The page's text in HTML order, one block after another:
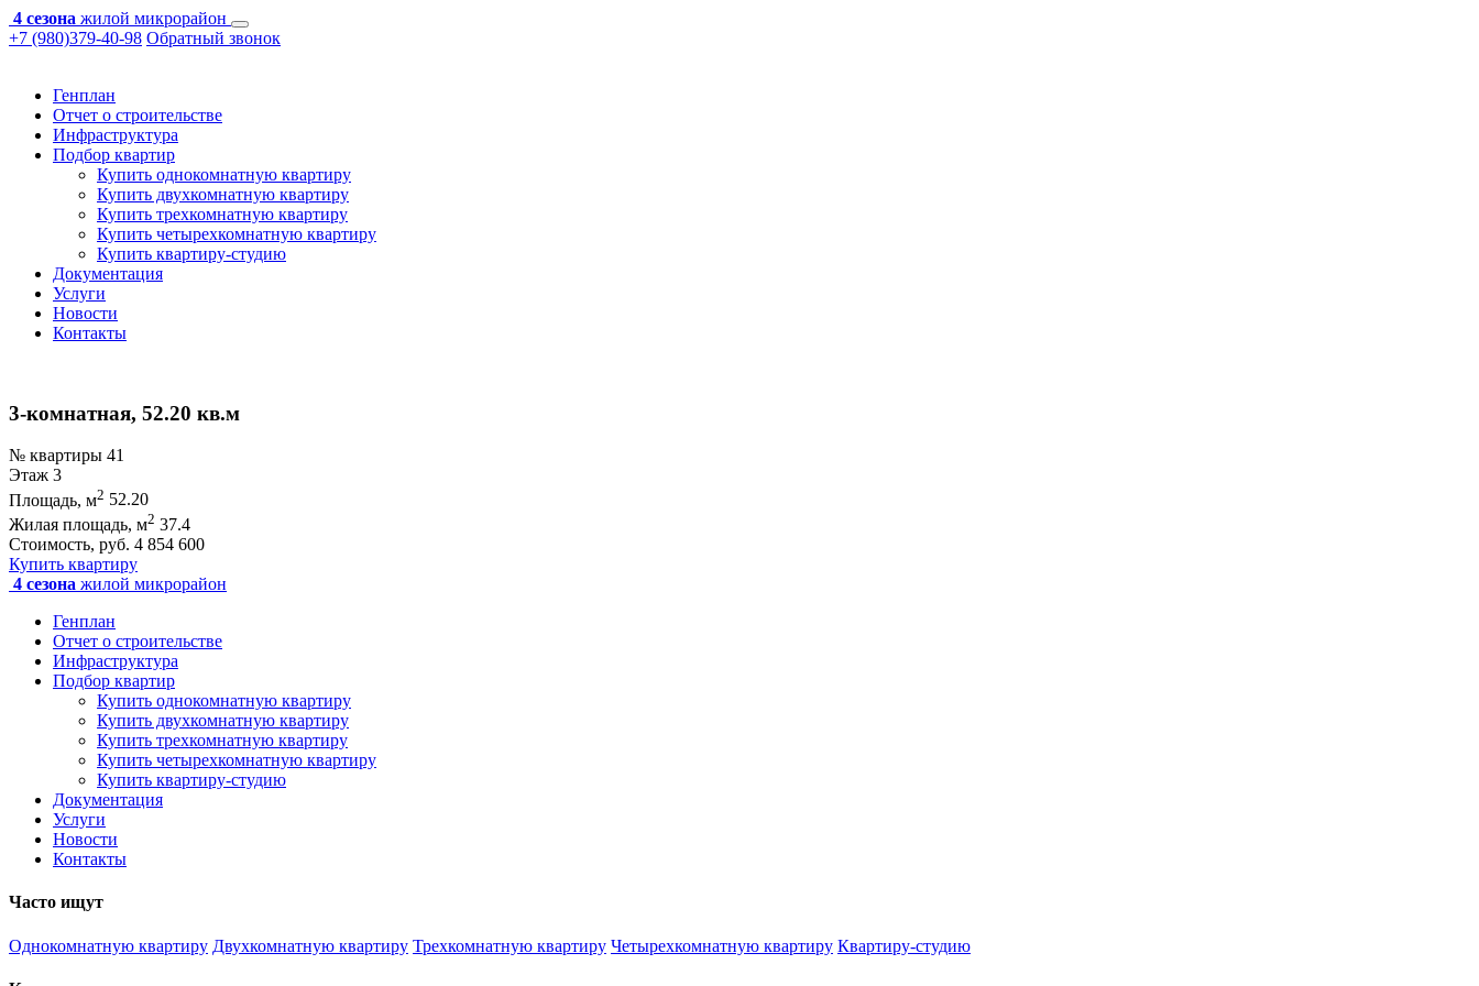
4 сезона жилой микрорайон
+7 (980)379-40-98 Обратный звонок
Генплан
Отчет о строительстве
Инфраструктура
Подбор квартир
Купить однокомнатную квартиру
Купить двухкомнатную квартиру
Купить трехкомнатную квартиру
Купить четырехкомнатную квартиру
Купить квартиру-студию
Документация
Услуги
Новости
Контакты
3-комнатная, 52.20 кв.м
№ квартиры 41
Этаж 3
Площадь, м2 52.20
Жилая площадь, м2 37.4
Стоимость, руб. 4 854 600
Купить квартиру
4 сезона жилой микрорайон
Генплан
Отчет о строительстве
Инфраструктура
Подбор квартир
Купить однокомнатную квартиру
Купить двухкомнатную квартиру
Купить трехкомнатную квартиру
Купить четырехкомнатную квартиру
Купить квартиру-студию
Документация
Услуги
Новости
Контакты
Часто ищут
Однокомнатную квартиру Двухкомнатную квартиру Трехкомнатную квартиру Четырехкомнатную квартиру Квартиру-студию